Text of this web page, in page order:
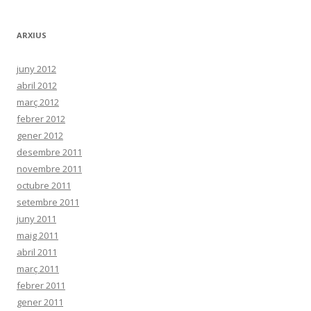
ARXIUS
juny 2012
abril 2012
març 2012
febrer 2012
gener 2012
desembre 2011
novembre 2011
octubre 2011
setembre 2011
juny 2011
maig 2011
abril 2011
març 2011
febrer 2011
gener 2011